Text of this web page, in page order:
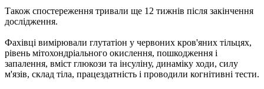
Також спостереження тривали ще 12 тижнів після закінчення
дослідження.
Фахівці вимірювали глутатіон у червоних кров'яних тільцях,
рівень мітохондріального окислення, пошкодження і
запалення, вміст глюкози та інсуліну, динаміку ходи, силу
м'язів, склад тіла, працездатність і проводили когнітивні тести.